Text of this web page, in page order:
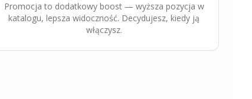
Promocja to dodatkowy boost — wyższa pozycja w
katalogu, lepsza widoczność. Decydujesz, kiedy ją
włączysz.